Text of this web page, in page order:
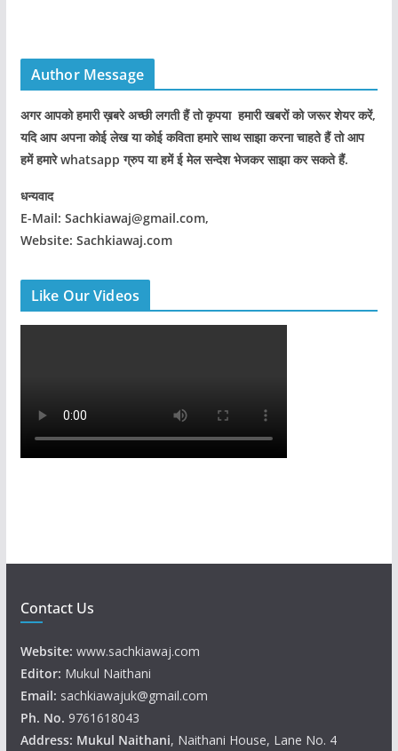
Author Message
अगर आपको हमारी ख़बरे अच्छी लगती हैं तो कृपया हमारी खबरों को जरूर शेयर करें,
यदि आप अपना कोई लेख या कोई कविता हमारे साथ साझा करना चाहते हैं तो आप
हमें हमारे whatsapp ग्रुप या हमें ई मेल सन्देश भेजकर साझा कर सकते हैं.
धन्यवाद
E-Mail: Sachkiawaj@gmail.com,
Website: Sachkiawaj.com
Like Our Videos
Contact Us
Website: www.sachkiawaj.com
Editor: Mukul Naithani
Email: sachkiawajuk@gmail.com
Ph. No. 9761618043
Address: Mukul Naithani, Naithani House, Lane No. 4